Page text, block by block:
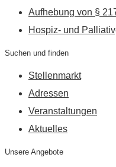
Aufhebung von §
Hospiz- und
Suchen und finden
Stellenmarkt
Adressen
Veranstaltungen
Aktuelles
Unsere Angebote